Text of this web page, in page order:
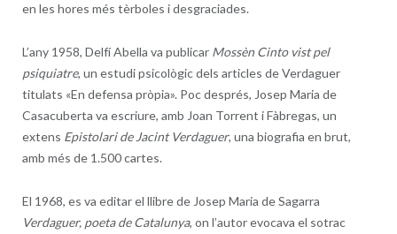
en les hores més tèrboles i desgraciades.
L’any 1958, Delfí Abella va publicar Mossèn Cinto vist pel
psiquiatre, un estudi psicològic dels articles de Verdaguer
titulats «En defensa pròpia». Poc després, Josep Maria de
Casacuberta va escriure, amb Joan Torrent i Fàbregas, un
extens Epistolari de Jacint Verdaguer, una biografia en brut,
amb més de 1.500 cartes.
El 1968, es va editar el llibre de Josep Maria de Sagarra
Verdaguer, poeta de Catalunya, on l’autor evocava el sotrac